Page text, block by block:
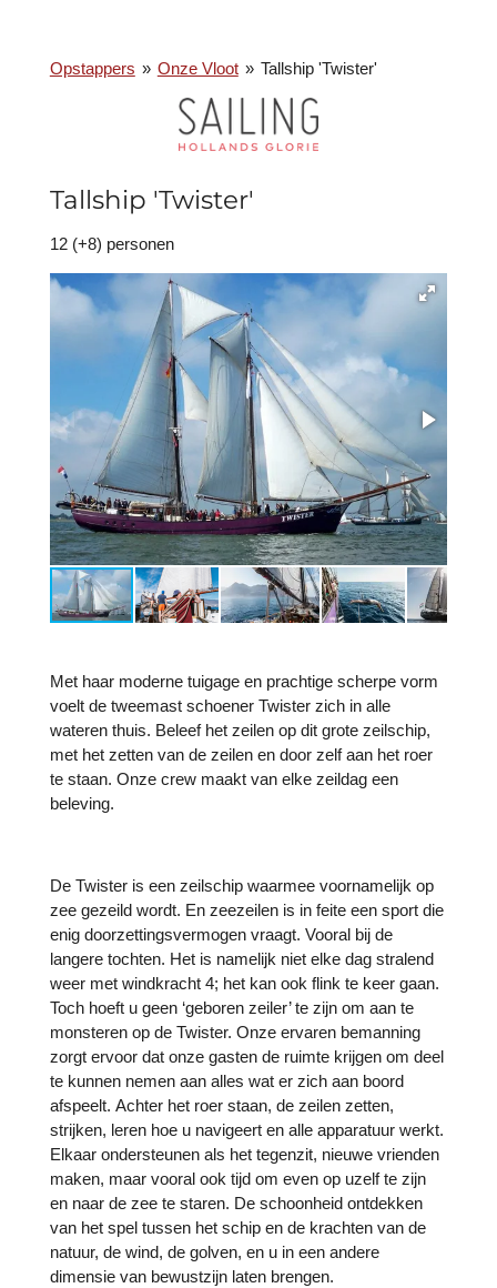
Opstappers » Onze Vloot » Tallship 'Twister'
Tallship 'Twister'
12 (+8) personen
Met haar moderne tuigage en prachtige scherpe vorm
voelt de tweemast schoener Twister zich in alle
wateren thuis. Beleef het zeilen op dit grote zeilschip,
met het zetten van de zeilen en door zelf aan het roer
te staan. Onze crew maakt van elke zeildag een
beleving.
De Twister is een zeilschip waarmee voornamelijk op
zee gezeild wordt. En zeezeilen is in feite een sport die
enig doorzettingsvermogen vraagt. Vooral bij de
langere tochten. Het is namelijk niet elke dag stralend
weer met windkracht 4; het kan ook flink te keer gaan.
Toch hoeft u geen ‘geboren zeiler’ te zijn om aan te
monsteren op de Twister. Onze ervaren bemanning
zorgt ervoor dat onze gasten de ruimte krijgen om deel
te kunnen nemen aan alles wat er zich aan boord
afspeelt. Achter het roer staan, de zeilen zetten,
strijken, leren hoe u navigeert en alle apparatuur werkt.
Elkaar ondersteunen als het tegenzit, nieuwe vrienden
maken, maar vooral ook tijd om even op uzelf te zijn
en naar de zee te staren. De schoonheid ontdekken
van het spel tussen het schip en de krachten van de
natuur, de wind, de golven, en u in een andere
dimensie van bewustzijn laten brengen.